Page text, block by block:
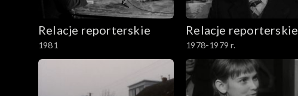
Relacje reporterskie
1981
Relacje reporterskie
1978-1979 r.